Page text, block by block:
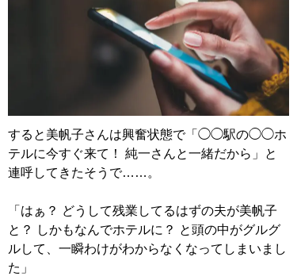
すると美帆子さんは興奮状態で「◯◯駅の◯◯ホ
テルに今すぐ来て！ 純一さんと一緒だから」と
連呼してきたそうで……。
「はぁ？ どうして残業してるはずの夫が美帆子
と？ しかもなんでホテルに？ と頭の中がグルグ
ルして、一瞬わけがわからなくなってしまいまし
た」